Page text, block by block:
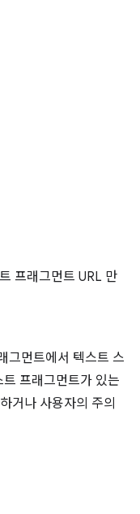
프래그먼트 URL 만
그먼트에서 텍스트 스
프래그먼트가 있는
거나 사용자의 주의